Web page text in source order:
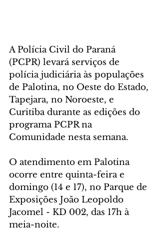
A Polícia Civil do Paraná
(PCPR) levará serviços de
polícia judiciária às populações
de Palotina, no Oeste do Estado,
Tapejara, no Noroeste, e
Curitiba durante as edições do
programa PCPR na
Comunidade nesta semana.
O atendimento em Palotina
ocorre entre quinta-feira e
domingo (14 e 17), no Parque de
Exposições João Leopoldo
Jacomel - KD 002, das 17h à
meia-noite.